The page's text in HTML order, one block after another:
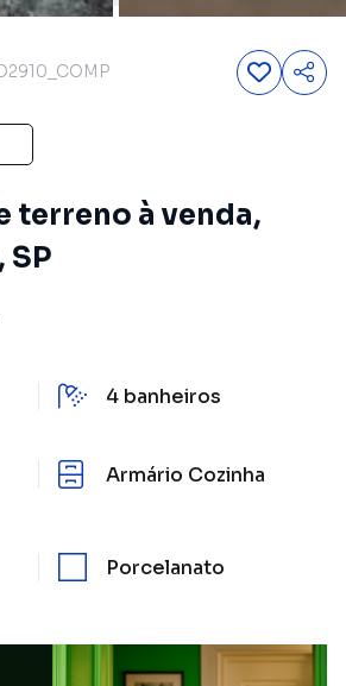
terreno à venda,
SP
4 banheiros
Armário Cozinha
Porcelanato